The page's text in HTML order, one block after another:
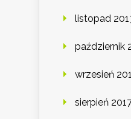
listopad
październik
wrzesień
sierpień